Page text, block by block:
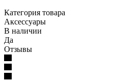
Категория товара
Аксессуары
В наличии
Да
Отзывы